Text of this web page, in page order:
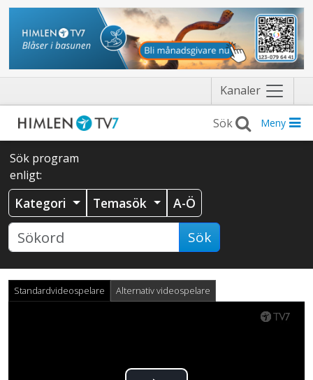
Kanaler Näytä
valikko
Meny
Sök program
enligt:
Kategori Temasök A-Ö
Sök
Standardvideospelare Alternativ videospelare